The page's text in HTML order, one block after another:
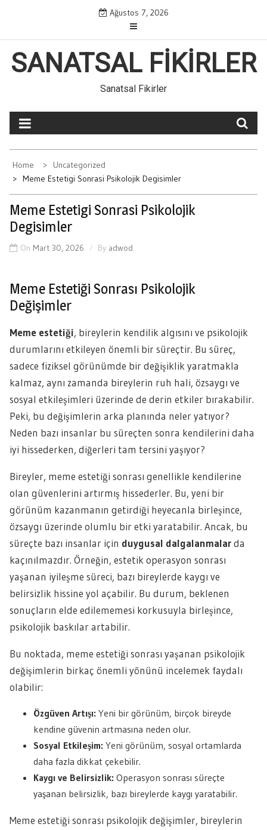
content
Ağustos 7, 2026
SANATSAL FIKIRLER
Sanatsal Fikirler
Home
Uncategorized
Meme Estetigi Sonrasi Psikolojik Degisimler
Meme Estetigi Sonrasi Psikolojik
Degisimler
On Mart 30, 2026 By adwod
Meme Estetiği Sonrası Psikolojik
Değişimler
Meme estetiği, bireylerin kendilik algısını ve psikolojik
durumlarını etkileyen önemli bir süreçtir. Bu süreç,
sadece fiziksel görünümde bir değişiklik yaratmakla
kalmaz, aynı zamanda bireylerin ruh hali, özsaygı ve
sosyal etkileşimleri üzerinde de derin etkiler bırakabilir.
Peki, bu değişimlerin arka planında neler yatıyor?
Neden bazı insanlar bu süreçten sonra kendilerini daha
iyi hissederken, diğerleri tam tersini yaşıyor?
Bireyler, meme estetiği sonrası genellikle kendilerine
olan güvenlerini artırmış hissederler. Bu, yeni bir
görünüm kazanmanın getirdiği heyecanla birleşince,
özsaygı üzerinde olumlu bir etki yaratabilir. Ancak, bu
süreçte bazı insanlar için duygusal dalgalanmalarda
kaçınılmazdır. Örneğin, estetik operasyon sonrası
yaşanan iyileşme süreci, bazı bireylerde kaygı ve
belirsizlik hissine yol açabilir. Bu durum, beklenen
sonuçların elde edilememesi korkusuyla birleşince,
psikolojik baskılar artabilir.
Bu noktada, meme estetiği sonrası yaşanan psikolojik
değişimlerin birkaç önemli yönünü incelemek faydalı
olabilir:
Özgüven Artışı: Yeni bir görünüm, birçok bireyde
kendine güvenin artmasına neden olur.
Sosyal Etkileşim: Yeni görünüm, sosyal ortamlarda
daha fazla dikkat çekebilir.
Kaygı ve Belirsizlik: Operasyon sonrası süreçte
yaşanan belirsizlik, bazı bireylerde kaygı yaratabilir.
Meme estetiği sonrası psikolojik değişimler, bireylerin